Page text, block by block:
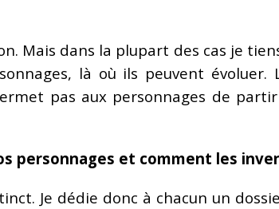
Mais dans la plupart des cas je
là où ils peuvent
pas aux personnages de
personnages et comment les
Je dédie donc à chacun un